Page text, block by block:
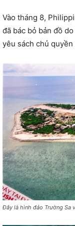
Vào tháng 8,
đã bác bỏ bản đồ
yêu sách chủ
Đây là hình đảo Trường Sa